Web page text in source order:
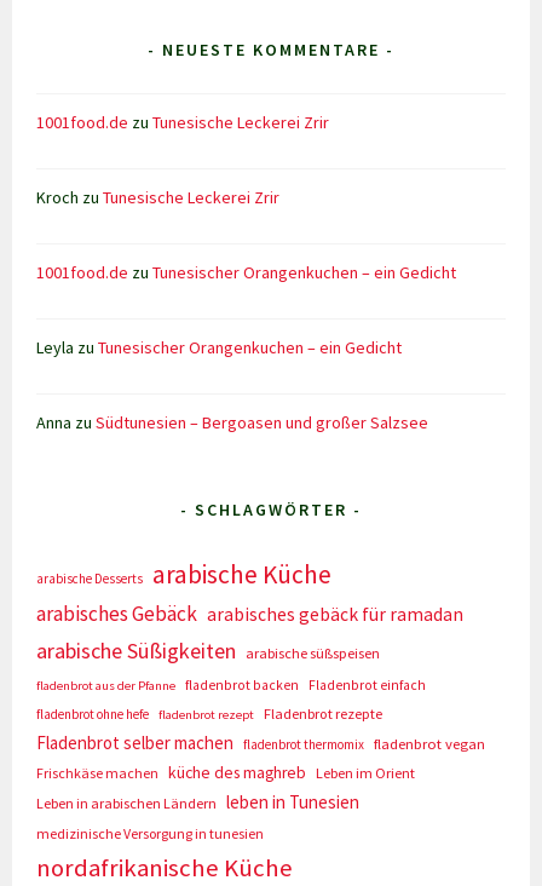
- NEUESTE KOMMENTARE -
1001food.de zuTunesische Leckerei Zrir
Kroch zuTunesische Leckerei Zrir
1001food.de zuTunesischer Orangenkuchen – ein Gedicht
Leyla zuTunesischer Orangenkuchen – ein Gedicht
Anna zuSüdtunesien – Bergoasen und großer Salzsee
- SCHLAGWÖRTER -
arabische Desserts arabische Küche
arabisches Gebäck arabisches gebäck für ramadan
arabische Süßigkeiten arabische süßspeisen
fladenbrot aus der Pfanne fladenbrot backen
Fladenbrot einfach
fladenbrot ohne hefe
fladenbrot rezept Fladenbrot rezepte
Fladenbrot selber machen fladenbrot thermomix fladenbrot vegan
Frischkäse machen
küche des maghreb
Leben im Orient
Leben in arabischen Ländern
leben in Tunesien
medizinische Versorgung in tunesien
nordafrikanische Küche